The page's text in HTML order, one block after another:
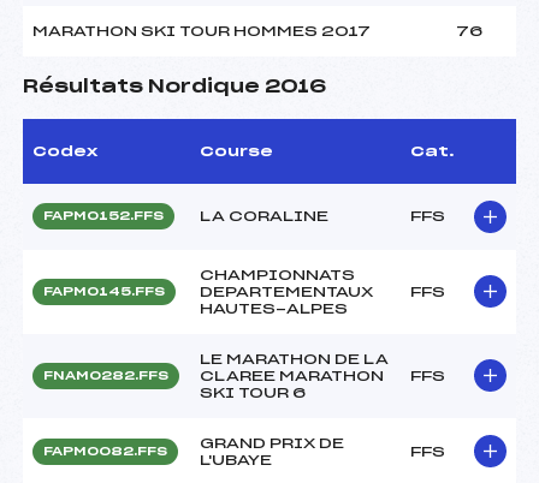
MARATHON SKI TOUR HOMMES 2017 76
Résultats Nordique 2016
Codex Course Cat.
FAPM0152.FFS LA CORALINE FFS
FAPM0145.FFS
CHAMPIONNATS
DEPARTEMENTAUX
HAUTES-ALPES
FFS
FNAM0282.FFS
LE MARATHON DE LA
CLAREE MARATHON
SKI TOUR 6
FFS
FAPM0082.FFS
GRAND PRIX DE
L'UBAYE
FFS